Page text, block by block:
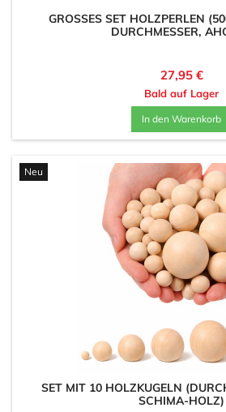
GROSSES SET HOLZPERLEN
URCHMESSER,
Preis
27,95 €
Bald auf Lager
In den Warenkorb
Neu
SET MIT 10 HOLZKUGELN
SCHIMA-HOLZ)